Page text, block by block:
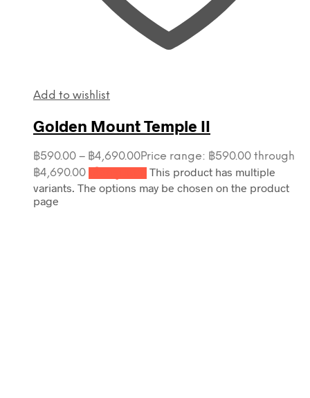
Add to wishlist
Golden Mount Temple II
฿590.00 – ฿4,690.00Price range: ฿590.00 through
฿4,690.00
This product has multiple
variants. The options may be chosen on the product
page